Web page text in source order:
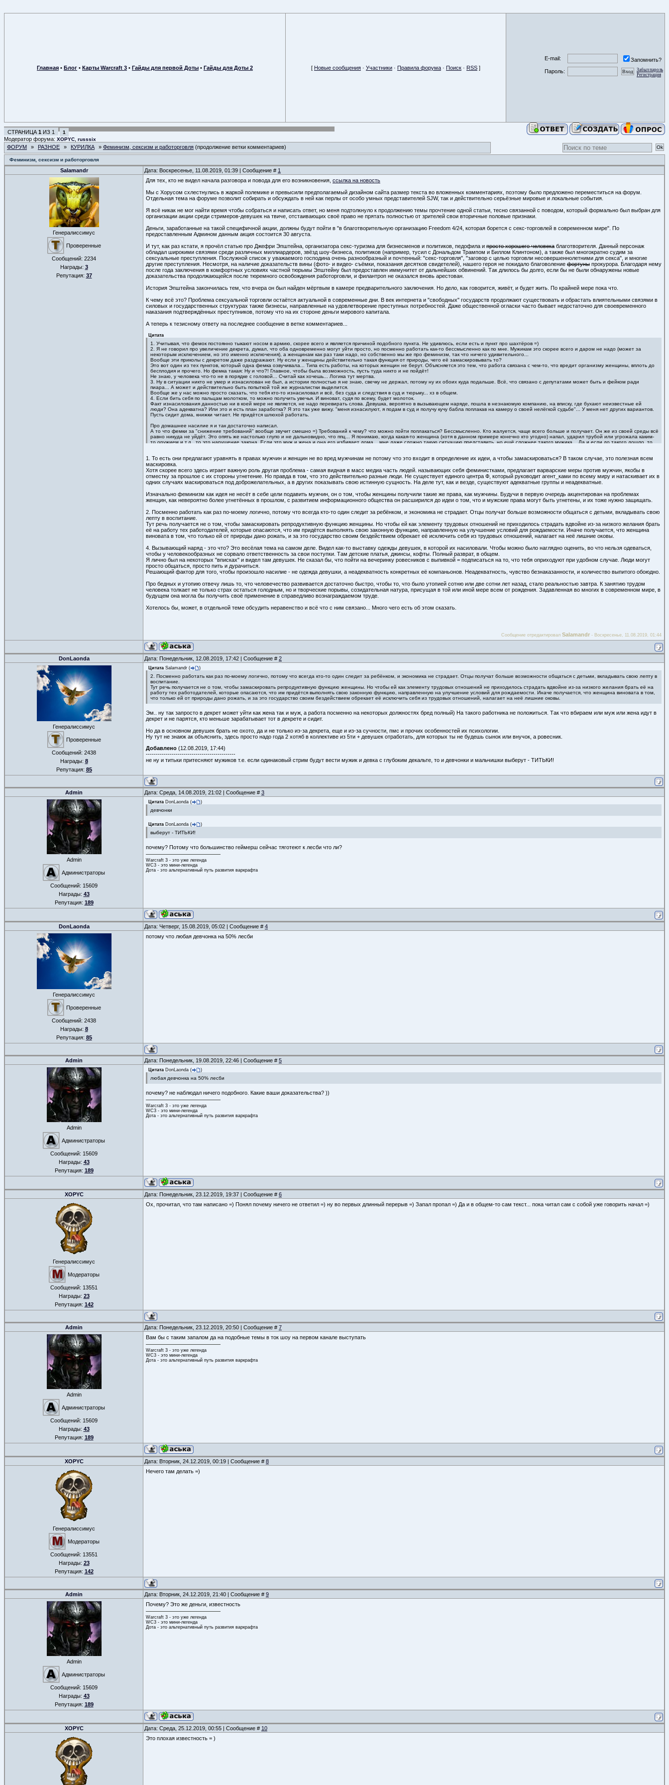
Главная • Блог • Карты Warcraft 3 • Гайды для первой Доты • Гайды для Доты 2 [ Новые сообщения · Участники · Правила форума · Поиск · RSS ]
E-mail:
Запомнить?
Пароль:
Забыл пароль
Регистрация
СТРАНИЦА 1 ИЗ 1 1
Модератор форума: XOPYC russsix
ФОРУМ » РАЗНОЕ » КУРИЛКА » Феминизм, сексизм и работорговля (продолжение ветки комментариев)
Феминизм, сексизм и работорговля
Salamandr Дата: Воскресенье, 11.08.2019, 01:39 | Сообщение # 1
Генералиссимус
Проверенные
Сообщений: 2234
Награды: 3
Репутация: 37
Для тех, кто не видел начала разговора и повода для его возникновения, ссылка на новость
Мы с Xopycом схлестнулись в жаркой полемике и превысили предполагаемый дизайном сайта размер текста во вложенных комментариях, поэтому было предложено переместиться на форум.
Отдельная тема на форуме позволит собирать и обсуждать в ней как перлы от особо умных представителей SJW, так и действительно серьёзные мировые и локальные события.
Я всё никак не мог найти время чтобы собраться и написать ответ, но меня подтолкнуло к продолжению темы прочтение одной статьи, тесно связанной с поводом, который формально был выбран для
организации акции среди стримеров-девушек на твиче, отстаивающих своё право не прятать полностью от зрителей свои вторичные половые признаки.
Деньги, заработанные на такой специфичной акции, должны будут пойти в "в благотворительную организацию Freedom 4/24, которая борется с секс-торговлей в современном мире". По
предоставленным Админом данным акция состоится 30 августа.
И тут, как раз кстати, я прочёл статью про Джефри Эпштейна, организатора секс-туризма для бизнесменов и политиков, педофила и просто хорошего человека благотворителя. Данный персонаж
обладал широкими связями среди различных миллиардеров, звёзд шоу-бизнеса, политиков (например, тусил с Дональдом Трампом и Биллом Клинтоном), а также был многократно судим за
сексуальные преступления. Послужной список у уважаемого господина очень разнообразный и почтенный: "секс-торговля", "заговор с целью торговли несовершеннолетними для секса", и многие
другие преступления. Несмотря, на наличие доказательств вины (фото- и видео- съёмки, показания десятков свидетелей), нашего героя не покидало благоволение фортуны прокурора. Благодаря нему
после года заключения в комфортных условиях частной тюрьмы Эпштейну был предоставлен иммунитет от дальнейших обвинений. Так длилось бы долго, если бы не были обнаружены новые
доказательства продолжающейся после тюремного освобождения работорговли, и филантроп не оказался вновь арестован.
История Эпштейна закончилась тем, что вчера он был найден мёртвым в камере предварительного заключения. Но дело, как говорится, живёт, и будет жить. По крайней мере пока что.
К чему всё это? Проблема сексуальной торговли остаётся актуальной в современные дни. В век интернета и "свободных" государств продолжают существовать и обрастать влиятельными связями в
силовых и государственных структурах также бизнесы, направленные на удовлетворение преступных потребностей. Даже общественной огласки часто бывает недостаточно для своевременного
наказания подтверждённых преступников, потому что на их стороне деньги мирового капитала.
А теперь к тезисному ответу на последнее сообщение в ветке комментариев...
Цитата
1. Учитывая, что фемок постоянно тыкают носом в армию, скорее всего и является причиной подобного пункта. Не удивлюсь, если есть и пункт про шахтёров =)
2. Я не говорил про увеличение декрета, думал, что оба одновременно могут уйти просто, но посменно работать как-то бессмысленно как по мне. Мужикам это скорее всего и даром не надо (может за
некоторым исключением, но это именно исключения), а женщинам как раз таки надо, но собственно мы же про феминизм, так что ничего удивительного...
Вообще эти приколы с декретом даже раздражают. Ну если у женщины действительно такая функция от природы, чего её замаскировывать то?
Это вот один из тех пунктов, который одна фемка озвучивала... Типа есть работы, на которых женщин не берут. Объясняется это тем, что работа связана с чем-то, что вредит организму женщины, вплоть до
бесплодия и прочего. Но фемка такая: Ну и что?! Главное, чтобы была возможность, пусть туда никто и не пойдёт!
Не знаю, у человека что-то не в порядке с головой... Считай как хочешь... Логика тут мертва.
3. Ну в ситуации никто не умер и изнасилован не был, а истории полностью я не знаю, свечку не держал, потому ну их обоих куда подальше. Всё, что связано с депутатами может быть и фейком ради
пиара... А может и действительно быть попыткой той же журналистки выделится.
Вообще же у нас можно просто сказать, что тебя кто-то изнасиловал и всё, без суда и следствия в суд и тюрьму... хз в общем.
4. Если бить себя по пальцам молотком, то можно получить увечья. И виноват, судя по всему, будет молоток.
Факт изнасилования данностью ни в коей мере не является, не надо перевирать слова. Девушка, вероятно в вызывающем наряде, пошла в незнакомую компанию, на вписку, где бухают неизвестные ей
люди? Она адекватна? Или это и есть план заработка? Я это так уже вижу. "меня изнасилуют, я подам в суд и получу кучу бабла поплакав на камеру о своей нелёгкой судьбе"... У меня нет других вариантов.
Пусть сидит дома, книжки читает. Не придётся шлюхой работать.
Про домашнее насилие я и так достаточно написал.
А то что фемки за "снижение требований" вообще звучит смешно =) Требований к чему? что можно пойти поплакаться? Бессмысленно. Кто жалуется, чаще всего больше и получает. Он же из своей среды всё
равно никуда не уйдёт. Это опять же настолько глупо и не дальновидно, что ппц... Я понимаю, когда какая-то женщина (хотя в данном примере конечно кто угодно) напал, ударил трубой или угрожала каким-
то оружием и т.д., то это нарушение закона. Если это муж и жена и она его избивает дома... мне даже сложно такую ситуацию представить, но ещё сложнее такого мужика... Да и если до такого дошло, то
Ну как я и говорил, всегда будут бедные, богатые и средняки. И ничего ты с этим не сделаешь. Нет, есть варианты конечно, но чаще всего они ведут к утопии =) Не помню как назывался эксперимент над
мышами, но суть в том, что для группы (довольно большой) сделали идеальные условия жизни. Так через какое-то время они перестали размножаться, потом стали какими-то аморфными, ну и в итоге вся
колония сдохла.
В общем к чему ты про тяжесть жизни бедных я хз.
"Поэтому тут я, в свою очередь, даюсь диву, как компании ради денег идут на любые уступки публике." - Они подают на них в суд. Поддержка меньшинств очень сильна в западных странах, потому эти суды
они выигрывают. И издатели не хотят отваливать кучи бабла этим отбитым. Поэтому я и говорю, что вреда от них не мало. А медиа пространство сейчас наиболее сильно капает людям на мозг. Так что все
эти "прогибы под фемок" ещё сильнее бьют по нормальным людям.
1. То есть они предлагают уравнять в правах мужчин и женщин не во вред мужчинам не потому что это входит в определение их идеи, а чтобы замаскироваться? В таком случае, это полезная всем
маскировка.
Хотя скорее всего здесь играет важную роль другая проблема - самая видная в масс медиа часть людей. называющих себя феминистками, предлагает варварские меры против мужчин, якобы в
отместку за прошлое с их стороны угнетение. Но правда в том, что это действительно разные люди. Не существует единого центра Ф, который руководит агент_ками по всему миру и натаскивает их в
одних случаях маскироваться под доброжелательных, а в других показывать свою истинную сущность. На деле тут, как и везде, существуют адекватные группы и неадекватные.
Изначально феминизм как идея не несёт в себе цели подавить мужчин, он о том, чтобы женщины получили такие же права, как мужчины. Будучи в первую очередь акцентирован на проблемах
женщин, как невероятно более угнетённых в прошлом, с развитием информационного общества он расширился до идеи о том, что и мужские права могут быть угнетены, и их тоже нужно защищать.
2. Посменно работать как раз по-моему логично, потому что всегда кто-то один следит за ребёнком, и экономика не страдает. Отцы получат больше возможности общаться с детьми, вкладывать свою
лепту в воспитание.
Тут речь получается не о том, чтобы замаскировать репродуктивную функцию женщины. Но чтобы ей как элементу трудовых отношений не приходилось страдать вдвойне из-за низкого желания брать
её на работу тех работодателей, которые опасаются, что им придётся выполнять свою законную функцию, направленную на улучшение условий для рождаемости. Иначе получается, что женщина
виновата в том, что только ей от природы дано рожать, и за это государство своим бездействием обрекает её исключить себя из трудовых отношений, налагает на неё лишние оковы.
4. Вызывающий наряд - это что? Это весёлая тема на самом деле. Видел как-то выставку одежды девушек, в которой их насиловали. Чтобы можно было наглядно оценить, во что нельзя одеваться,
чтобы у человекообразных не сорвало ответственность за свои поступки. Там детские платья, джинсы, кофты. Полный разврат, в общем.
Я лично был на некоторых "вписках" и видел там девушек. Не сказал бы, что пойти на вечеринку ровесников с выпивкой = подписаться на то, что тебя оприходуют при удобном случае. Люди могут
просто общаться, просто пить и дурачиться.
Решающий фактор для того, чтобы произошло насилие - не одежда девушки, а неадекватность конкретных её компаньонов. Неадекватность, чувство безнаказанности, и количество выпитого обоюдно.
Про бедных и утопию отвечу лишь то, что человечество развивается достаточно быстро, чтобы то, что было утопией сотню или две сотни лет назад, стало реальностью завтра. К занятию трудом
человека толкает не только страх остаться голодным, но и творческие порывы, созидательная натура, присущая в той или иной мере всем от рождения. Задавленная во многих в современном мире, в
будущем она могла бы получить своё применение в справедливо вознаграждаемом труде.
Хотелось бы, может, в отдельной теме обсудить неравенство и всё что с ним связано... Много чего есть об этом сказать.
Сообщение отредактировал Salamandr - Воскресенье, 11.08.2019, 01:44
DonLaonda Дата: Понедельник, 12.08.2019, 17:42 | Сообщение # 2
Генералиссимус
Проверенные
Сообщений: 2438
Награды: 8
Репутация: 85
Цитата Salamandr ( )
2. Посменно работать как раз по-моему логично, потому что всегда кто-то один следит за ребёнком, и экономика не страдает. Отцы получат больше возможности общаться с детьми, вкладывать свою лепту в
воспитание.
Тут речь получается не о том, чтобы замаскировать репродуктивную функцию женщины. Но чтобы ей как элементу трудовых отношений не приходилось страдать вдвойне из-за низкого желания брать её на
работу тех работодателей, которые опасаются, что им придётся выполнять свою законную функцию, направленную на улучшение условий для рождаемости. Иначе получается, что женщина виновата в том,
что только ей от природы дано рожать, и за это государство своим бездействием обрекает её исключить себя из трудовых отношений, налагает на неё лишние оковы.
Эм.. ну так запросто в декрет может уйти как жена так и муж, а работа посменно на некоторых должностях бред полный) На такого работника не положиться. Так что вбираем или муж или жена идут в
декрет и не парятся, кто меньше зарабатывает тот в декрете и сидит.
Но да в основном девушек брать не охото, да и не только из-за декрета, еще и из-за сучности, пмс и прочих особенностей их психологии.
Ну тут не знаюк ак объяснить, здесь просто надо года 2 хотяб в коллективе из 5ти + девушек отработать, для которых ты не будешь сынок или внучок, а ровесник.
Добавлено (12.08.2019, 17:44)
---------------------------------------------
не ну и титьки притесняют мужиков т.е. если одинаковый стрим будут вести мужик и девка с глубоким декальте, то и девчонки и мальчишки выберут - ТИТЬКИ!
Admin Дата: Среда, 14.08.2019, 21:02 | Сообщение # 3
Admin
Администраторы
Сообщений: 15609
Награды: 43
Репутация: 189
Цитата DonLaonda ( )
девчонки
Цитата DonLaonda ( )
выберут - ТИТЬКИ!
почему? Потому что большинство геймерш сейчас тяготеют к лесби что ли?
Warcraft 3 - это уже легенда
WC3 - это мини-легенда
Дота - это альтернативный путь развития варкрафта
DonLaonda Дата: Четверг, 15.08.2019, 05:02 | Сообщение # 4
Генералиссимус
Проверенные
Сообщений: 2438
Награды: 8
Репутация: 85
потому что любая девчонка на 50% лесби
Admin Дата: Понедельник, 19.08.2019, 22:46 | Сообщение # 5
Admin
Администраторы
Сообщений: 15609
Награды: 43
Репутация: 189
Цитата DonLaonda ( )
любая девчонка на 50% лесби
почему? не наблюдал ничего подобного. Какие ваши доказательства? ))
Warcraft 3 - это уже легенда
WC3 - это мини-легенда
Дота - это альтернативный путь развития варкрафта
XOPYC Дата: Понедельник, 23.12.2019, 19:37 | Сообщение # 6
Генералиссимус
Модераторы
Сообщений: 13551
Награды: 23
Репутация: 142
Ох, прочитал, что там написано =) Понял почему ничего не ответил =) ну во первых длинный перерыв =) Запал пропал =) Да и в общем-то сам текст... пока читал сам с собой уже говорить начал =)
Admin Дата: Понедельник, 23.12.2019, 20:50 | Сообщение # 7
Admin
Администраторы
Сообщений: 15609
Награды: 43
Репутация: 189
Вам бы с таким запалом да на подобные темы в ток шоу на первом канале выступать
Warcraft 3 - это уже легенда
WC3 - это мини-легенда
Дота - это альтернативный путь развития варкрафта
XOPYC Дата: Вторник, 24.12.2019, 00:19 | Сообщение # 8
Генералиссимус
Модераторы
Сообщений: 13551
Награды: 23
Репутация: 142
Нечего там делать =)
Admin Дата: Вторник, 24.12.2019, 21:40 | Сообщение # 9
Admin
Администраторы
Сообщений: 15609
Награды: 43
Репутация: 189
Почему? Это же деньги, известность
Warcraft 3 - это уже легенда
WC3 - это мини-легенда
Дота - это альтернативный путь развития варкрафта
XOPYC Дата: Среда, 25.12.2019, 00:55 | Сообщение # 10
Это плохая известность = )